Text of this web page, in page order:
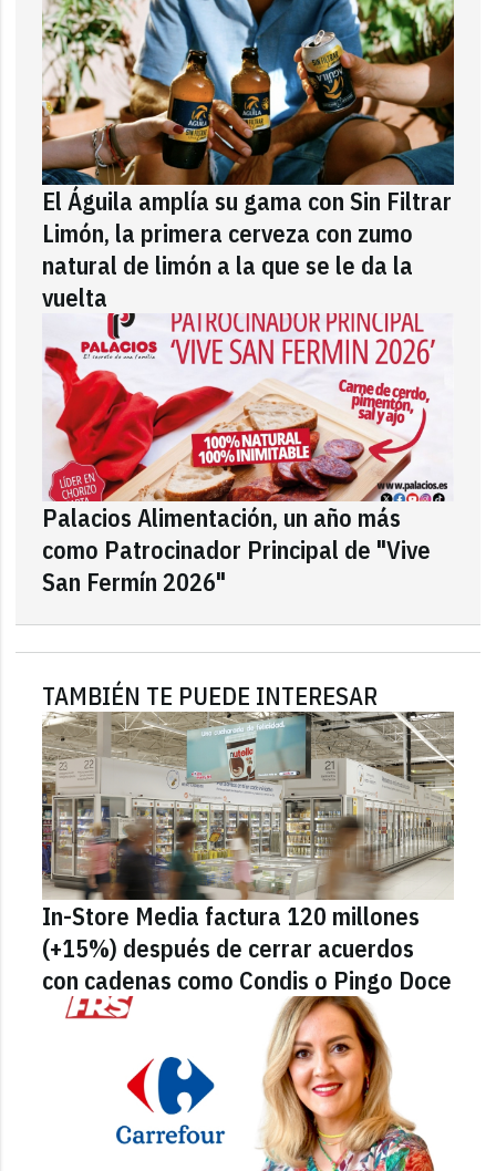
El Águila amplía su gama con Sin Filtrar
Limón, la primera cerveza con zumo
natural de limón a la que se le da la
vuelta
Palacios Alimentación, un año más
como Patrocinador Principal de "Vive
San Fermín 2026"
TAMBIÉN TE PUEDE INTERESAR
In-Store Media factura 120 millones
(+15%) después de cerrar acuerdos
con cadenas como Condis o Pingo Doce